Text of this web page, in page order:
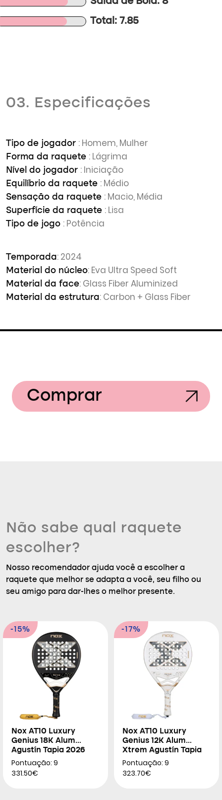
Total: 7.85
03. Especificações
Tipo de jogador : Homem, Mulher
Forma da raquete : Lágrima
Nível do jogador : Iniciação
Equilíbrio da raquete : Médio
Sensação da raquete : Macio, Média
Superfície da raquete : Lisa
Tipo de jogo : Potência
Temporada: 2024
Material do núcleo: Eva Ultra Speed Soft
Material da face: Glass Fiber Aluminized
Material da estrutura: Carbon + Glass Fiber
Comprar
Não sabe qual raquete
escolher?
Nosso recomendador ajuda você a escolher a
raquete que melhor se adapta a você, seu filho ou
seu amigo para dar-lhes o melhor presente.
-15%
Nox AT10 Luxury
Genius 18K Alum
Agustín Tapia 2026
Pontuação: 9
331.50€
-17%
Nox AT10 Luxury
Genius 12K Alum
Xtrem Agustín Tapia
2026
Pontuação: 9
323.70€